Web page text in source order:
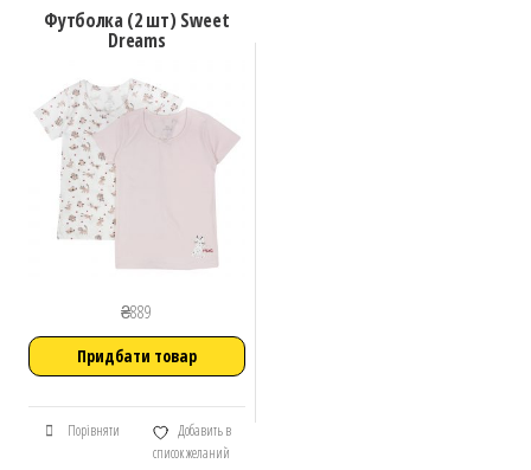
Футболка (2 шт) Sweet
Dreams
₴889
Придбати товар
Порівняти
Добавить в
список желаний